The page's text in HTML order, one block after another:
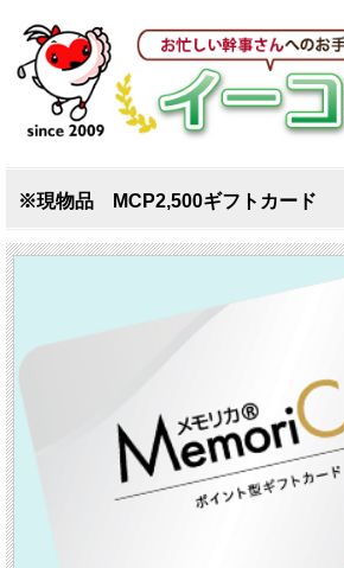
※現物品 MCP2,500ギフトカード